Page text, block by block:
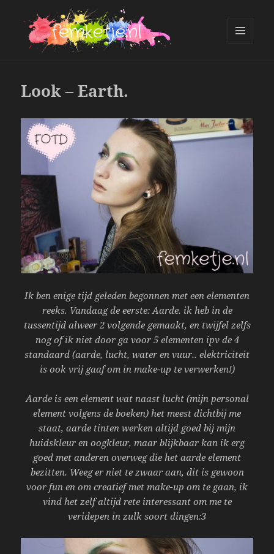
Look – Earth.
Ik ben enige tijd geleden begonnen met een elementen
reeks. Vandaag de eerste: Aarde. ik heb in de
tussentijd alweer 2 volgende gemaakt, en twijfel zelfs
nog of ik niet door ga voor 5 elementen ipv de 4
standaard (aarde, lucht, water en vuur.. elektriciteit
is ook vrij gaaf om in make-up te verwerken!)
Aarde is een element wat naast lucht (mijn personal
element volgens de boeken) het meest dichtbij me
staat, aarde tinten werken altijd goed bij mijn
huidskleur en oogkleur, maar blijkbaar kan ik erg
goed met anderen overweg die het aarde element
bezitten. Weeg er niet te zwaar aan, dit is gewoon
voor fun en om creatief met make-up om te gaan, ik
vind het zelf altijd rete interessant om me te
veridepen in zulk soort dingen:3